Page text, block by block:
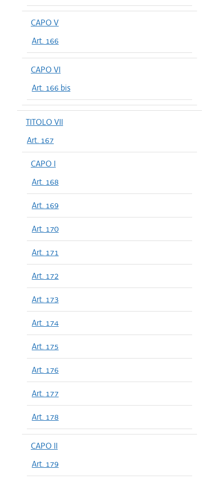
CAPO V
Art. 166
CAPO VI
Art. 166 bis
TITOLO VII
Art. 167
CAPO I
Art. 168
Art. 169
Art. 170
Art. 171
Art. 172
Art. 173
Art. 174
Art. 175
Art. 176
Art. 177
Art. 178
CAPO II
Art. 179